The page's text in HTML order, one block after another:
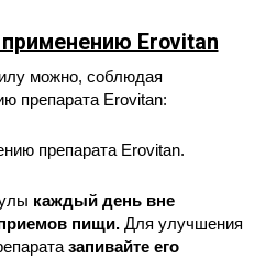
Erovitan
можно, соблюдая
препарата Erovitan:
каждый день вне
пищи. Для улучшения
запивайте его